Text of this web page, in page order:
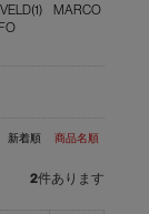
MARCO
新着順 商品名順
2件あります